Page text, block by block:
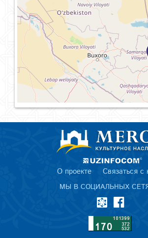
О проекте Связаться с
МЫ В СОЦИАЛЬНЫХ